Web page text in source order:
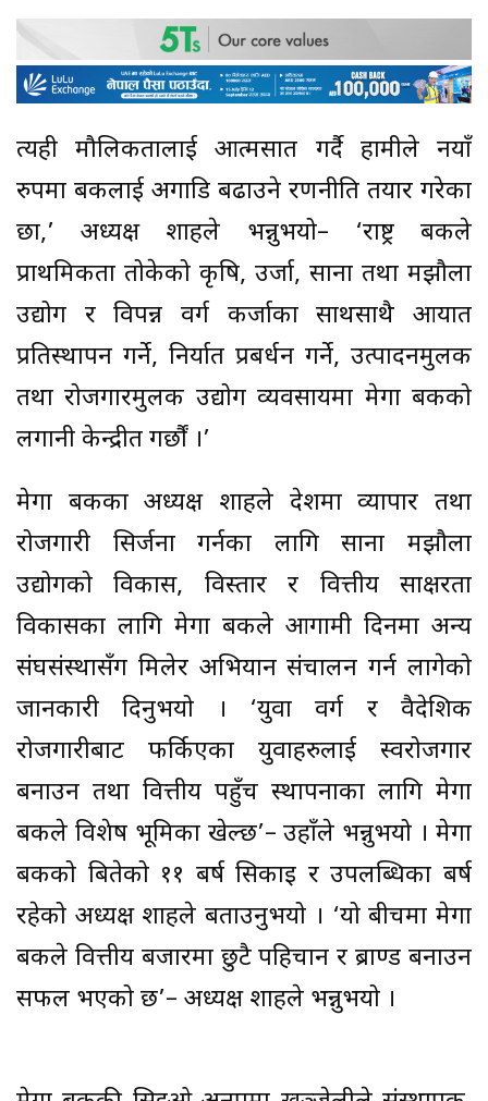
त्यही मौलिकतालाई आत्मसात गर्दै हामीले नयाँ
रुपमा बैंकलाई अगाडि बढाउने रणनीति तयार गरेका
छौं,’ अध्यक्ष शाहले भन्नुभयो– ‘राष्ट्र बैंकले
प्राथमिकता तोकेको कृषि, उर्जा, साना तथा मझौला
उद्योग र विपन्न वर्ग कर्जाका साथसाथै आयात
प्रतिस्थापन गर्ने, निर्यात प्रबर्धन गर्ने, उत्पादनमुलक
तथा रोजगारमुलक उद्योग व्यवसायमा मेगा बैंकको
लगानी केन्द्रीत गर्छौं ।’
मेगा बैंकका अध्यक्ष शाहले देशमा व्यापार तथा
रोजगारी सिर्जना गर्नका लागि साना मझौला
उद्योगको विकास, विस्तार र वित्तीय साक्षरता
विकासका लागि मेगा बैंकले आगामी दिनमा अन्य
संघसंस्थासँग मिलेर अभियान संचालन गर्न लागेको
जानकारी दिनुभयो । ‘युवा वर्ग र वैदेशिक
रोजगारीबाट फर्किएका युवाहरुलाई स्वरोजगार
बनाउन तथा वित्तीय पहुँच स्थापनाका लागि मेगा
बैंकले विशेष भूमिका खेल्छ’– उहाँले भन्नुभयो । मेगा
बैंकको बितेको ११ बर्ष सिकाइ र उपलब्धिका बर्ष
रहेको अध्यक्ष शाहले बताउनुभयो । ‘यो बीचमा मेगा
बैंकले वित्तीय बजारमा छुटै पहिचान र ब्राण्ड बनाउन
सफल भएको छ’– अध्यक्ष शाहले भन्नुभयो ।